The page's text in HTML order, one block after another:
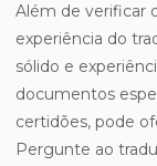
Além de verificar
experiência do
sólido e
documentos
certidões, pode
Pergunte ao